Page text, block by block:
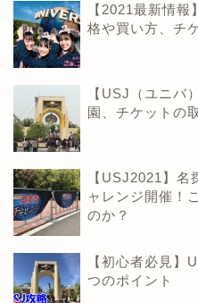
【2021最新情
格や買い方、チ
【USJ（ユニバ
園、チケットの
【USJ2021】
ャレンジ開催！
のか？
【初心者必見】
つのポイント